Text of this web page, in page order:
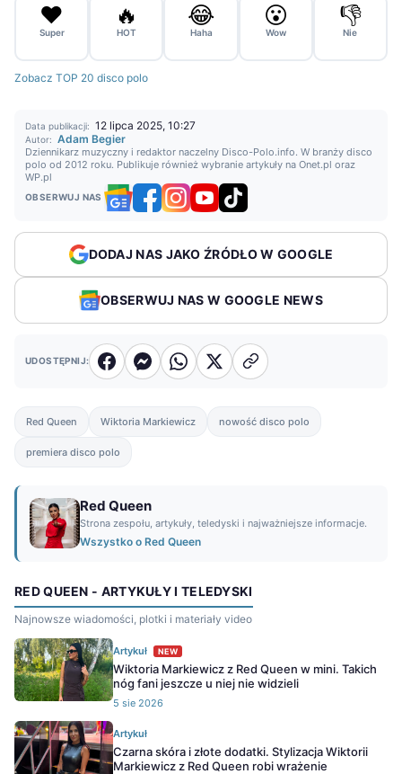
❤️
Super
🔥
HOT
😂
Haha
😮
Wow
👎
Nie
Zobacz TOP 20 disco polo
Data publikacji: 12 lipca 2025, 10:27
Autor: Adam Begier
Dziennikarz muzyczny i redaktor naczelny Disco-Polo.info. W branży disco
polo od 2012 roku. Publikuje również wybranie artykuły na Onet.pl oraz
WP.pl
OBSERWUJ NAS
DODAJ NAS JAKO ŹRÓDŁO W GOOGLE
OBSERWUJ NAS W GOOGLE NEWS
UDOSTĘPNIJ:
Red Queen Wiktoria Markiewicz nowość disco polo
premiera disco polo
Red Queen
Strona zespołu, artykuły, teledyski i najważniejsze informacje.
Wszystko o Red Queen
RED QUEEN - ARTYKUŁY I TELEDYSKI
Najnowsze wiadomości, plotki i materiały video
Artykuł NEW
Wiktoria Markiewicz z Red Queen w mini. Takich
nóg fani jeszcze u niej nie widzieli
5 sie 2026
Artykuł
Czarna skóra i złote dodatki. Stylizacja Wiktorii
Markiewicz z Red Queen robi wrażenie